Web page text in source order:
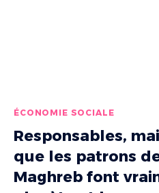
ÉCONOMIE SOCIALE
Responsables,
que les patrons
Maghreb font